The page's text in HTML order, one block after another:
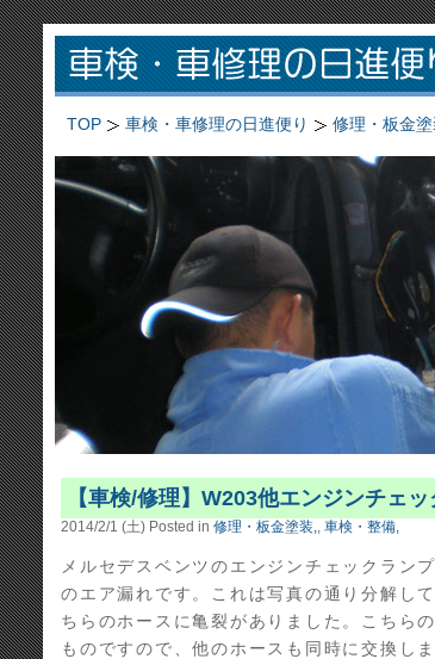
TOP 車検・車修理の日進便り 修理・板金塗
【車検/修理】W203他エンジンチェ
2014/2/1 (土) Posted in 修理・板金塗装, 車検・整備,
メルセデスベンツのエンジンチェックラン
のエア漏れです。これは写真の通り分解し
ちらのホースに亀裂がありました。こちら
ものですので、他のホースも同時に交換し